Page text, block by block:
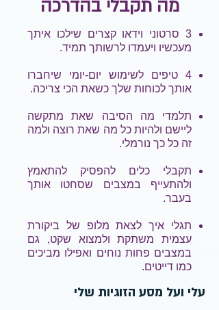
מה תקבלי בהדרכה
3 סרטוני וידאו קצרים שילכו איתך
מעכשיו ויעמדו לרשותך תמיד.
4 טיפים לשימוש יום-יומי שיחברו
אותך לכוחות שלך כשאת הכי צריכה.
תלמדי מה הסיבה שאת מתקשה
ליישם ולהיות כל מה שאת רוצה ולמה
זה כל כך נורמלי.
תקבלי כלים להפסיק להתאמץ
ולהתעייף במצבים שסחטו אותך
בעבר.
תגלי איך לצאת מלופ של ביקורת
עצמית משתקת ולמצוא שקט, גם
במצבים פחות נוחים ואפילו מביכים
כמו דייטים.
עלי ועל מסע הזוגיות שלי